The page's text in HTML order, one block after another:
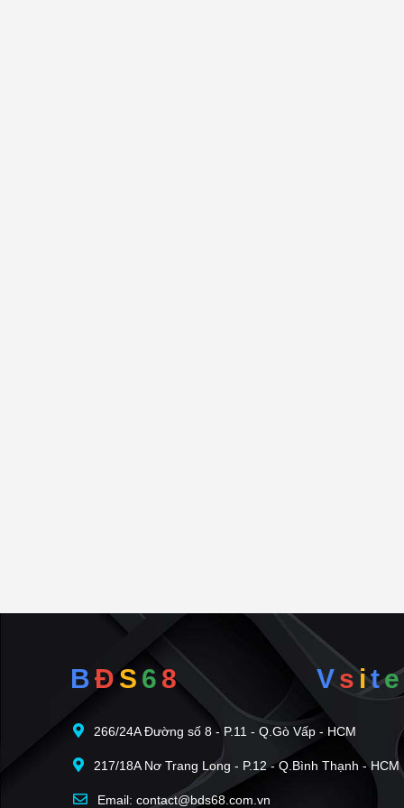
BĐ S 6 8 Vsite
266/24A Đường số 8 - P.11 - Q.Gò Vấp - HCM
217/18A Nơ Trang Long - P.12 - Q.Bình Thạnh - HCM
Email: contact@bds68.com.vn